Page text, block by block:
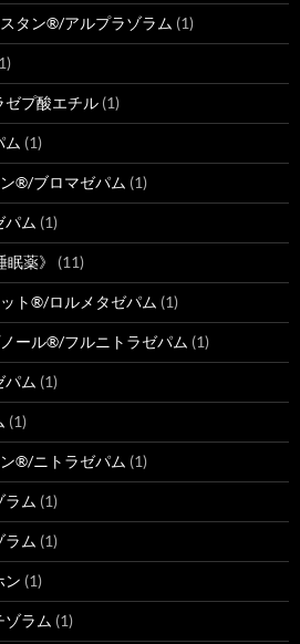
タン®/アルプラゾラム (1)
ゼプ酸エチル (1)
ム (1)
®/ブロマゼパム (1)
パム (1)
薬》 (11)
ト®/ロルメタゼパム (1)
ール®/フルニトラゼパム (1)
パム (1)
(1)
®/ニトラゼパム (1)
ラム (1)
ラム (1)
ン (1)
ゾラム (1)